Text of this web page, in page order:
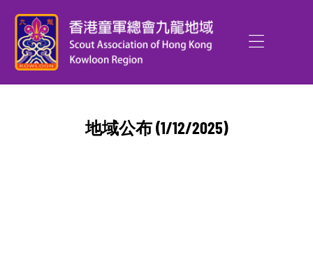
地域公布 (1/12/2025)